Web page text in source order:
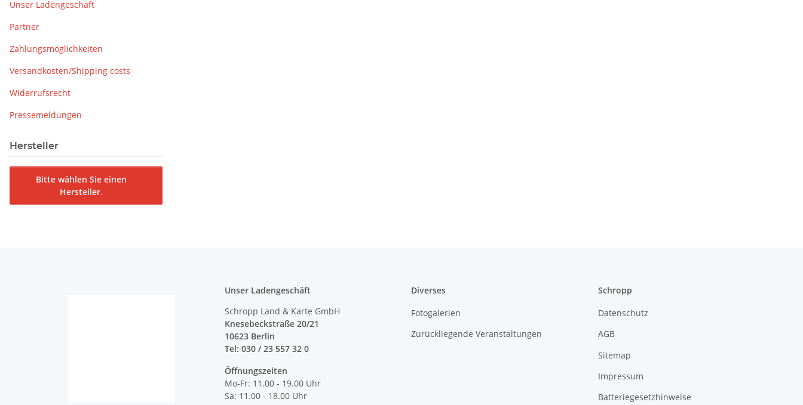
Unser Ladengeschäft
Partner
Zahlungsmöglichkeiten
Versandkosten/Shipping costs
Widerrufsrecht
Pressemeldungen
Hersteller
Bitte wählen Sie einen
Hersteller.
Unser Ladengeschäft
Schropp Land & Karte GmbH
Knesebeckstraße 20/21
10623 Berlin
Tel: 030 / 23 557 32 0
Öffnungszeiten
Mo-Fr: 11.00 - 19.00 Uhr
Sa: 11.00 - 18.00 Uhr
Diverses
Fotogalerien
Zurückliegende Veranstaltungen
Schropp
Datenschutz
AGB
Sitemap
Impressum
Batteriegesetzhinweise